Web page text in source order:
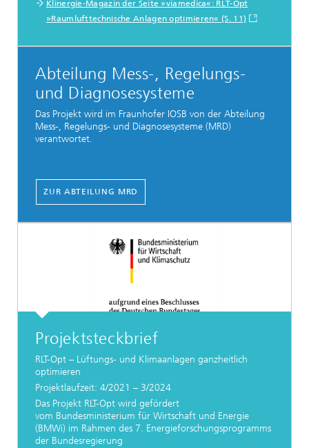
Klinergie-Magazin der Seite »viamedica«: RLT-Opt
»Raumlufttechnische Anlagen optimieren« (S. 11)
Abteilung Mess-, Regelungs-
und Diagnosesysteme
Das Projekt wird im Fraunhofer IOSB von der Abteilung
Mess-, Regelungs- und Diagnosesysteme (MRD)
verantwortet.
ZUR ABTEILUNG MRD
Projektsteckbrief
RLT-Opt – Lüftungs- und Klimaanlagen ganzheitlich
optimieren
Projektlaufzeit: 4/2021 – 3/2024
Das Projekt RLT-Opt wird gefördert
vom Bundesministerium für Wirtschaft und Energie
(BMWi) im Rahmen des 7. Energieforschungsprogramms
der Bundesregierung